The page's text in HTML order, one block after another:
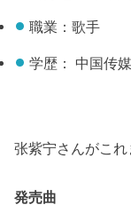
職業：歌手
学歴： 中国传
张紫宁さんがこれ
発売曲